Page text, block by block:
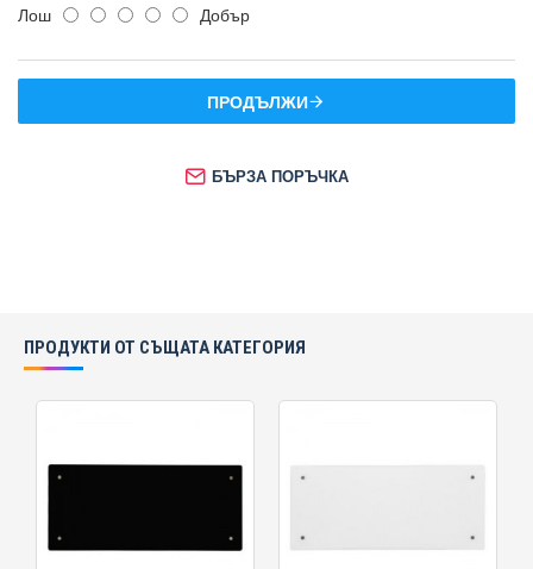
Лош Добър
ПРОДЪЛЖИ
БЪРЗА ПОРЪЧКА
ПРОДУКТИ ОТ СЪЩАТА КАТЕГОРИЯ